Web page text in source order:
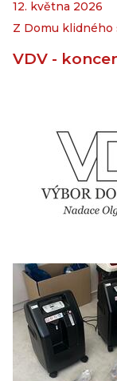
12. května 2026
Z Domu klidného
VDV -